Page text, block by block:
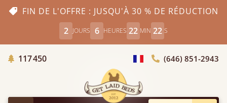
FIN DE L'OFFRE : JUSQU'À 30 % DE RÉDUCTION
2 JOURS 6 HEURES 22 MIN 21 S
117 450Arbres Plantés
Choisir le pays(646) 851-2943